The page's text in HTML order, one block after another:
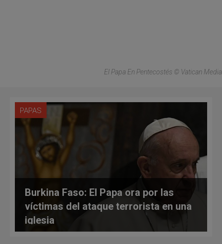
El Papa En Pentecostés © Vatican Media
PAPAS
Burkina Faso: El Papa ora por las
víctimas del ataque terrorista en una
iglesia